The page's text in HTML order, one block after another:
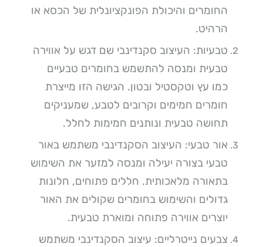
החומרים והיכולת הפונקציונלית של הכסא או
הרהיט.
טבעיות: העיצוב סקנדינבי שם דגש על אווירה
טבעית ומנסה להתשמש בחומרים טבעיים
כמו עץ וטקסטיל ובטון. הגישה הזו מייצרת
חומרים חמימים וקרובים לטבע, שמעניקים
תחושה טבעית ונותנים חמימות לחלל.
אור טבעי: העיצוב הסקנדינבי משתמש באור
טבעי בצורה יעילה ומנסה למזער את השימוש
בתאורה מלאכותית. חללים פתוחים, חלונות
גדולים והשימוש בחומרים שקולים את האור
יוצרים אווירה פתוחה ומוארת טבעית.
צבעים נייטרליים: עיצוב הסקנדינבי משתמש